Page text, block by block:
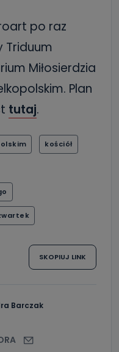
po raz
Triduum
Miłosierdzia
Plan
tutaj.
kościół
SKOPIUJ LINK
Barczak